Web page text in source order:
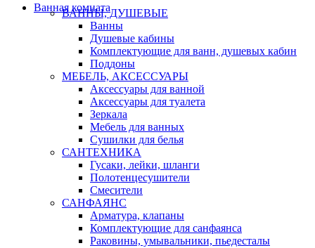
Ванная комната
ВАННЫ, ДУШЕВЫЕ
Ванны
Душевые кабины
Комплектующие для ванн, душевых кабин
Поддоны
МЕБЕЛЬ, АКСЕССУАРЫ
Аксессуары для ванной
Аксессуары для туалета
Зеркала
Мебель для ванных
Сушилки для белья
САНТЕХНИКА
Гусаки, лейки, шланги
Полотенцесушители
Смесители
САНФАЯНС
Арматура, клапаны
Комплектующие для санфаянса
Раковины, умывальники, пьедесталы